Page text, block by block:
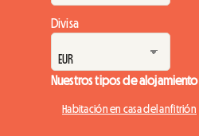
Divisa
Nuestros tipos de alojamiento
Habitación en casa del anfitrión